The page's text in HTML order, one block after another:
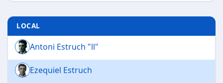
La segona part va ser més igualada, encara els
blanc-i-blaus farien dos gols més mitjançant
FullolaiSellés. En aquest partit Baldiri Cruells fa el
seu debut amb el segon equip del Sabadell,
realitzant un gran partit.
LOCAL
Antoni Estruch "ll"
Ezequiel Estruch